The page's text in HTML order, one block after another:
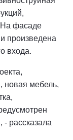
фасаде
произведена
входа.
новая мебель,
рассказала